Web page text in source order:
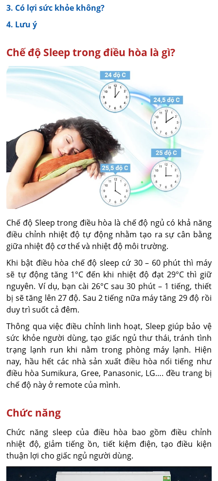
3. Có lợi sức khỏe không?
4. Lưu ý
Chế độ Sleep trong điều hòa là gì?
Chế độ Sleep trong điều hòa là chế độ ngủ có khả năng
điều chỉnh nhiệt độ tự động nhằm tạo ra sự cân bằng
giữa nhiệt độ cơ thể và nhiệt độ môi trường.
Khi bật điều hòa chế độ sleep cứ 30 – 60 phút thì máy
sẽ tự động tăng 1°C đến khi nhiệt độ đạt 29°C thì giữ
nguyên. Ví dụ, bạn cài 26°C sau 30 phút – 1 tiếng, thiết
bị sẽ tăng lên 27 độ. Sau 2 tiếng nữa máy tăng 29 độ rồi
duy trì suốt cả đêm.
Thông qua việc điều chỉnh linh hoạt, Sleep giúp bảo vệ
sức khỏe người dùng, tạo giấc ngủ thư thái, tránh tình
trạng lạnh run khi nằm trong phòng máy lạnh. Hiện
nay, hầu hết các nhà sản xuất điều hòa nổi tiếng như
điều hòa Sumikura, Gree, Panasonic, LG…. đều trang bị
chế độ này ở remote của mình.
Chức năng
Chức năng sleep của điều hòa bao gồm điều chỉnh
nhiệt độ, giảm tiếng ồn, tiết kiệm điện, tạo điều kiện
thuận lợi cho giấc ngủ người dùng.